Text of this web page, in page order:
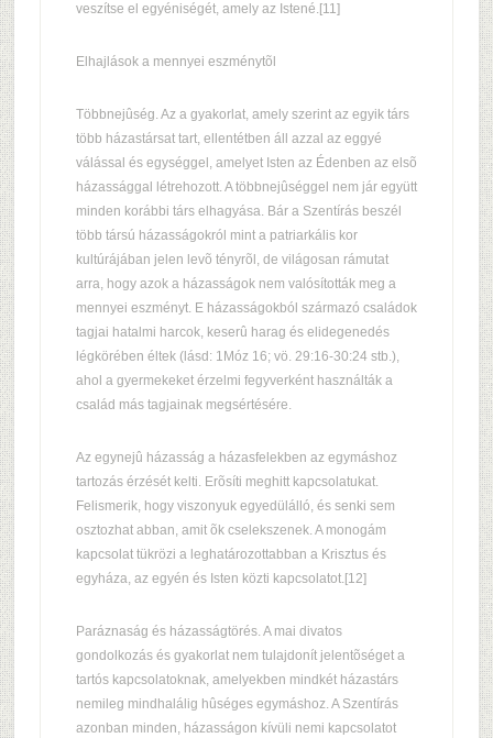
veszítse el egyéniségét, amely az Istené.[11]
Elhajlások a mennyei eszménytõl
Többnejûség. Az a gyakorlat, amely szerint az egyik társ
több házastársat tart, ellentétben áll azzal az eggyé
válással és egységgel, amelyet Isten az Édenben az elsõ
házassággal létrehozott. A többnejûséggel nem jár együtt
minden korábbi társ elhagyása. Bár a Szentírás beszél
több társú házasságokról mint a patriarkális kor
kultúrájában jelen levõ tényrõl, de világosan rámutat
arra, hogy azok a házasságok nem valósították meg a
mennyei eszményt. E házasságokból származó családok
tagjai hatalmi harcok, keserû harag és elidegenedés
légkörében éltek (lásd: 1Móz 16; vö. 29:16-30:24 stb.),
ahol a gyermekeket érzelmi fegyverként használták a
család más tagjainak megsértésére.
Az egynejû házasság a házasfelekben az egymáshoz
tartozás érzését kelti. Erõsíti meghitt kapcsolatukat.
Felismerik, hogy viszonyuk egyedülálló, és senki sem
osztozhat abban, amit õk cselekszenek. A monogám
kapcsolat tükrözi a leghatározottabban a Krisztus és
egyháza, az egyén és Isten közti kapcsolatot.[12]
Paráznaság és házasságtörés. A mai divatos
gondolkozás és gyakorlat nem tulajdonít jelentõséget a
tartós kapcsolatoknak, amelyekben mindkét házastárs
nemileg mindhalálig hûséges egymáshoz. A Szentírás
azonban minden, házasságon kívüli nemi kapcsolatot